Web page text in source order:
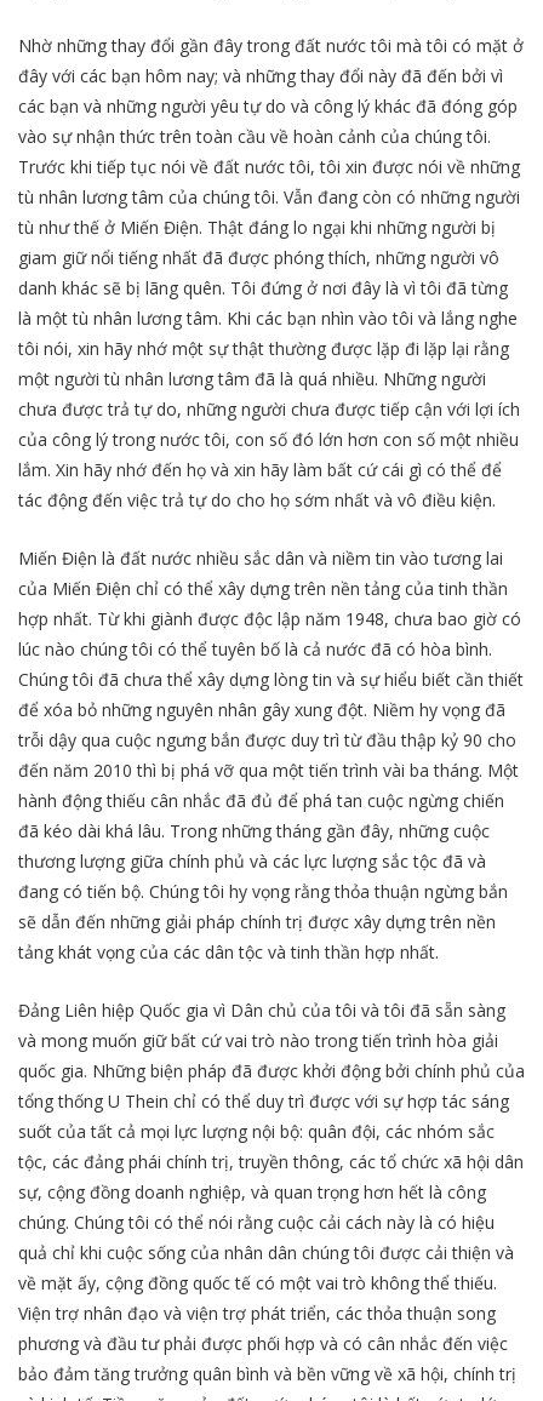
Nhờ những thay đổi gần đây trong đất nước tôi mà tôi có mặt ở
đây với các bạn hôm nay; và những thay đổi này đã đến bởi vì
các bạn và những người yêu tự do và công lý khác đã đóng góp
vào sự nhận thức trên toàn cầu về hoàn cảnh của chúng tôi.
Trước khi tiếp tục nói về đất nước tôi, tôi xin được nói về những
tù nhân lương tâm của chúng tôi. Vẫn đang còn có những người
tù như thế ở Miến Điện. Thật đáng lo ngại khi những người bị
giam giữ nổi tiếng nhất đã được phóng thích, những người vô
danh khác sẽ bị lãng quên. Tôi đứng ở nơi đây là vì tôi đã từng
là một tù nhân lương tâm. Khi các bạn nhìn vào tôi và lắng nghe
tôi nói, xin hãy nhớ một sự thật thường được lặp đi lặp lại rằng
một người tù nhân lương tâm đã là quá nhiều. Những người
chưa được trả tự do, những người chưa được tiếp cận với lợi ích
của công lý trong nước tôi, con số đó lớn hơn con số một nhiều
lắm. Xin hãy nhớ đến họ và xin hãy làm bất cứ cái gì có thể để
tác động đến việc trả tự do cho họ sớm nhất và vô điều kiện.
Miến Điện là đất nước nhiều sắc dân và niềm tin vào tương lai
của Miến Điện chỉ có thể xây dựng trên nền tảng của tinh thần
hợp nhất. Từ khi giành được độc lập năm 1948, chưa bao giờ có
lúc nào chúng tôi có thể tuyên bố là cả nước đã có hòa bình.
Chúng tôi đã chưa thể xây dựng lòng tin và sự hiểu biết cần thiết
để xóa bỏ những nguyên nhân gây xung đột. Niềm hy vọng đã
trỗi dậy qua cuộc ngưng bắn được duy trì từ đầu thập kỷ 90 cho
đến năm 2010 thì bị phá vỡ qua một tiến trình vài ba tháng. Một
hành động thiếu cân nhắc đã đủ để phá tan cuộc ngừng chiến
đã kéo dài khá lâu. Trong những tháng gần đây, những cuộc
thương lượng giữa chính phủ và các lực lượng sắc tộc đã và
đang có tiến bộ. Chúng tôi hy vọng rằng thỏa thuận ngừng bắn
sẽ dẫn đến những giải pháp chính trị được xây dựng trên nền
tảng khát vọng của các dân tộc và tinh thần hợp nhất.
Đảng Liên hiệp Quốc gia vì Dân chủ của tôi và tôi đã sẵn sàng
và mong muốn giữ bất cứ vai trò nào trong tiến trình hòa giải
quốc gia. Những biện pháp đã được khởi động bởi chính phủ của
tổng thống U Thein chỉ có thể duy trì được với sự hợp tác sáng
suốt của tất cả mọi lực lượng nội bộ: quân đội, các nhóm sắc
tộc, các đảng phái chính trị, truyền thông, các tổ chức xã hội dân
sự, cộng đồng doanh nghiệp, và quan trọng hơn hết là công
chúng. Chúng tôi có thể nói rằng cuộc cải cách này là có hiệu
quả chỉ khi cuộc sống của nhân dân chúng tôi được cải thiện và
về mặt ấy, cộng đồng quốc tế có một vai trò không thể thiếu.
Viện trợ nhân đạo và viện trợ phát triển, các thỏa thuận song
phương và đầu tư phải được phối hợp và có cân nhắc đến việc
bảo đảm tăng trưởng quân bình và bền vững về xã hội, chính trị